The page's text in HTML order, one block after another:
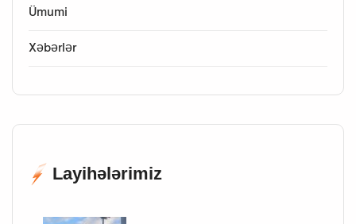
Ümumi
Xəbərlər
Layihələrimiz